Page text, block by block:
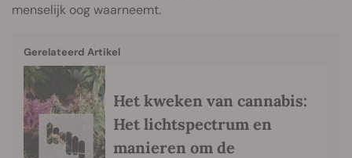
menselijk oog waarneemt.
Gerelateerd Artikel
Het kweken van cannabis:
Het lichtspectrum en
manieren om de